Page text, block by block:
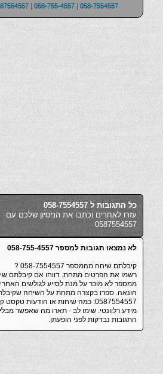
| 058-755-4557| 058-7554557
כל התגובות ל 058-7554557
עזרו לאחרים וכתבו את הניסיון שלכם עם
0587554557
לא נמצאו תגובות למספר 058-755-4557
קיבלתם שיחה מהמספר 058-7554557 ?
רשמו את הפרטים מתחת. דווחו אם קיבלתם
ממספר לא מוכר על מנת לסייע לגולשים
הונאה. ספרו בקצרה מתחת על השיחה
0587554557: כמה שיחות או הודעות
מידע רלוונטי. שימו לב - תארו מה שאפשר
התגובות נבדקות לפני הופעתן.